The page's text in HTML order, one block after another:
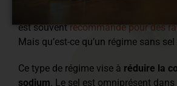
est souventrecommandé pour des
Mais qu’est-ce qu’un régime sans
Ce type de régime vise à réduire la
sodium. Le sel est omniprésent dans